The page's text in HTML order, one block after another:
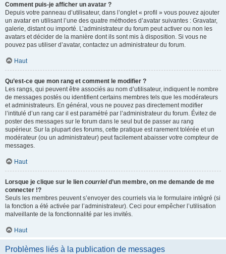
Comment puis-je afficher un avatar ?
Depuis votre panneau d’utilisateur, dans l’onglet « profil » vous pouvez ajouter
un avatar en utilisant l’une des quatre méthodes d’avatar suivantes : Gravatar,
galerie, distant ou importé. L’administrateur du forum peut activer ou non les
avatars et décider de la manière dont ils sont mis à disposition. Si vous ne
pouvez pas utiliser d’avatar, contactez un administrateur du forum.
Haut
Qu’est-ce que mon rang et comment le modifier ?
Les rangs, qui peuvent être associés au nom d’utilisateur, indiquent le nombre
de messages postés ou identifient certains membres tels que les modérateurs
et administrateurs. En général, vous ne pouvez pas directement modifier
l’intitulé d’un rang car il est paramétré par l’administrateur du forum. Évitez de
poster des messages sur le forum dans le seul but de passer au rang
supérieur. Sur la plupart des forums, cette pratique est rarement tolérée et un
modérateur (ou un administrateur) peut facilement abaisser votre compteur de
messages.
Haut
Lorsque je clique sur le lien courrield’un membre, on me demande de me
connecter !?
Seuls les membres peuvent s’envoyer des courriels via le formulaire intégré (si
la fonction a été activée par l’administrateur). Ceci pour empêcher l’utilisation
malveillante de la fonctionnalité par les invités.
Haut
Problèmes liés à la publication de messages